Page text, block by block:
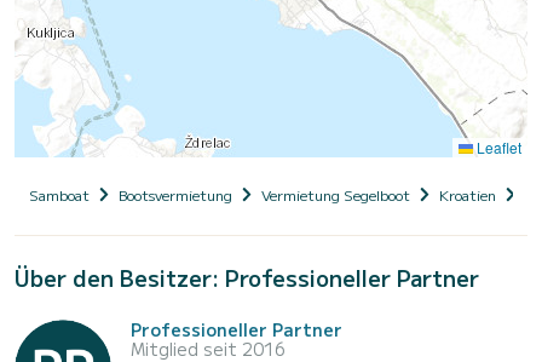
Leaflet
Samboat Bootsvermietung Vermietung Segelboot Kroatien
Über den Besitzer: Professioneller Partner
Professioneller Partner
Mitglied seit 2016